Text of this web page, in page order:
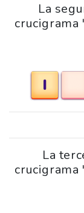
La
crucigrama
I
La
crucigrama